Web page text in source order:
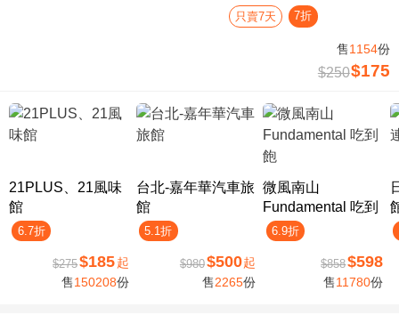
只賣7天 7折
售1154份
$250$175
21PLUS、21風味
館
6.7折
$275$185 起
售150208份
台北-嘉年華汽車旅
館
5.1折
$980$500起
售2265份
微風南山
Fundamental 吃到
飽6.9折
$858$598
售11780份